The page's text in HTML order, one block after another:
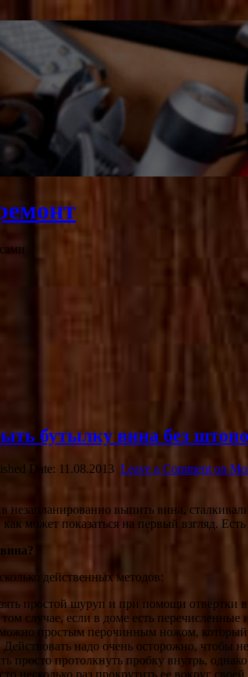
бутылку вина без
Date: 11.08.2013 Leave a Comment on
выпить вина,
как может показаться на первый взгляд.
действенных методов:
простой шуруп и при помощи отвертки
том случае, если в доме есть перечисленные
простым перочинным ножом, который
Действовать надо очень осторожно, чтобы
просто протолкнуть пробку внутрь,
несколько раз прокрутить ее вокруг